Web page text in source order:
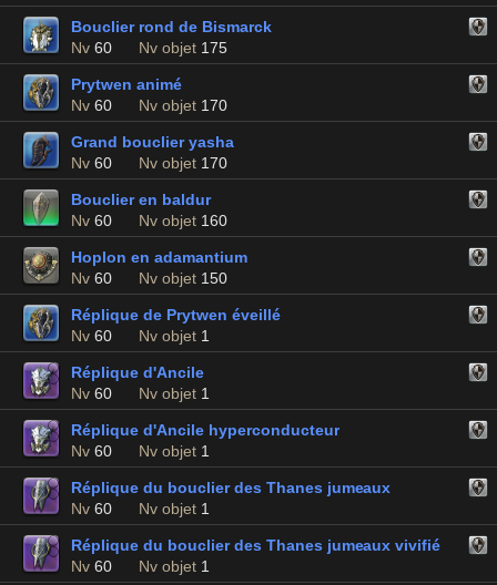
Bouclier rond de Bismarck
Nv 60 Nv objet 175
Prytwen animé
Nv 60 Nv objet 170
Grand bouclier yasha
Nv 60 Nv objet 170
Bouclier en baldur
Nv 60 Nv objet 160
Hoplon en adamantium
Nv 60 Nv objet 150
Réplique de Prytwen éveillé
Nv 60 Nv objet 1
Réplique d'Ancile
Nv 60 Nv objet 1
Réplique d'Ancile hyperconducteur
Nv 60 Nv objet 1
Réplique du bouclier des Thanes jumeaux
Nv 60 Nv objet 1
Réplique du bouclier des Thanes jumeaux vivifié
Nv 60 Nv objet 1